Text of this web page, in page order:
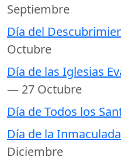
Septiembre
Día del
Octubre
Día de las Iglesias
— 27 Octubre
Día de Todos los
Día de la
Diciembre